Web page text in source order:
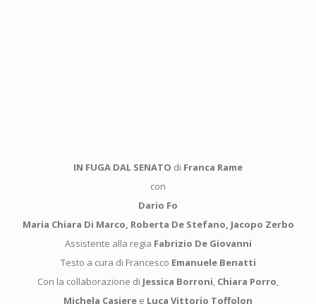
IN FUGA DAL SENATO di Franca Rame
con
Dario Fo
Maria Chiara Di Marco, Roberta De Stefano, Jacopo Zerbo
Assistente alla regia Fabrizio De Giovanni
Testo a cura di Francesco Emanuele Benatti
Con la collaborazione di Jessica Borroni, Chiara Porro,
Michela Casiere e Luca Vittorio Toffolon